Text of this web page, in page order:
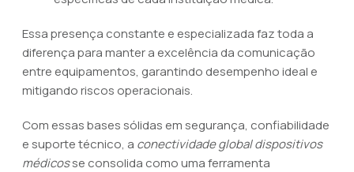
Essa presença constante e especializada faz toda a
diferença para manter a excelência da comunicação
entre equipamentos, garantindo desempenho ideal e
mitigando riscos operacionais.
Com essas bases sólidas em segurança, confiabilidade
e suporte técnico, a conectividade global dispositivos
médicosse consolida como uma ferramenta